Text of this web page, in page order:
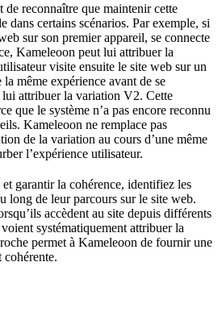
de reconnaître que maintenir cette
dans certains scénarios. Par exemple, si
sur son premier appareil, se connecte
Kameleoon peut lui attribuer la
visite ensuite le site web sur un
même expérience avant de se
lui attribuer la variation V2. Cette
que le système n’a pas encore reconnu
Kameleoon ne remplace pas
de la variation au cours d’une même
l’expérience utilisateur.
garantir la cohérence, identifiez les
long de leur parcours sur le site web.
accèdent au site depuis différents
systématiquement attribuer la
permet à Kameleoon de fournir une
cohérente.